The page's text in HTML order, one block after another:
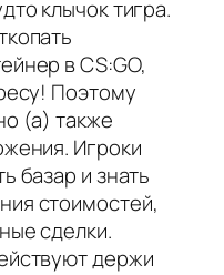
клычок тигра.
в CS:GO,
Поэтому
(а) также
Игроки
базар и знать
стоимостей,
сделки.
держи